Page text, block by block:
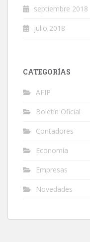
septiembre 2018
julio 2018
CATEGORÍAS
AFIP
Boletín Oficial
Contadores
Economía
Empresas
Novedades